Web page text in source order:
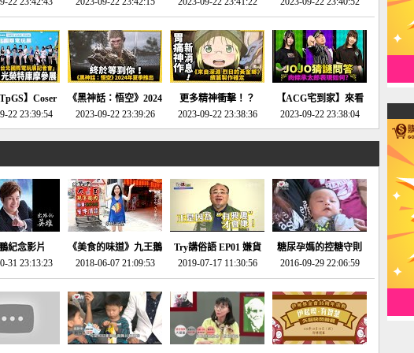
號」的恐懼體
玩宅速配
版」!!!今年就能玩到!!-
電玩宅速配20230124
動作角色扮演遊戲！-
電玩宅速配20230123
第一名早就決定了，封
面圖直接雷你!-電玩宅
速配20230120
TpGS】Coser
Girl搶先看！
記者會-電玩
22 23:39:54
《黑神話：悟空》2024
年夏季推出！確定不會
延期齁？-電玩宅速配
2023-09-22 23:39:26
更多精神衝擊！？
《來自深淵 烈日的黃
金鄉》續篇動畫確定
2023-09-22 23:38:36
【ACG宅到家】來看
就抽周邊！《JOJO的
奇妙冒險》問答大挑戰
年特展 feat 蕎羽 、櫻
花
2023-09-22 23:38:04
紀念影片
31 23:13:23
《美食的味道》九王鵝
肉
2018-06-07 21:09:53
Try講俗語 EP01 嫌貨
才是買貨人
2019-07-17 11:30:56
糖尿孕媽的控糖守則
2016-09-29 22:06:59